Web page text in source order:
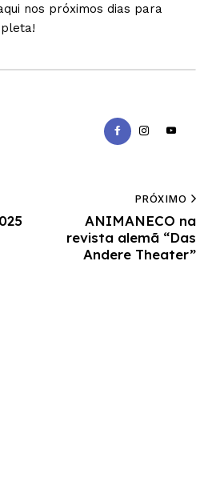
nos próximos dias para
PRÓXIMO
ANIMANECO na
revista alemã “Das
Andere Theater”